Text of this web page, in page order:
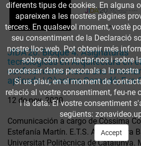
JIDA'20. Bloque 4. Asignaturas
tecnológicas en Arquitectura en el
confinamiento: hacia una
aplicada | Còssima Cornadó; Eva
12 de nov. 2020
Comunicación a cargo de Còssima
Estefanía Martín. E.T.S. Arquitectura
Universitat Politècnica de Catalunya.
diferents tipus de cookies. En alguna
apareixen a les nostres pàgines
tercers. En qualsevol moment, vostè
seu consentiment de la Declaració
nostre lloc web. Pot obtenir més
sobre cóm contactar-nos i sobre
processar dates personals a la
Si us plau, en el moment de
relació al vostre consentiment, feu-ne
i la data. El vostre consentiment
següents:
Accept